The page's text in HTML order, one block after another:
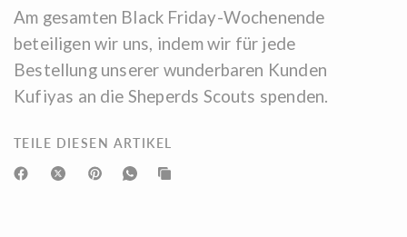
Am gesamten Black Friday-Wochenende
beteiligen wir uns, indem wir für jede
Bestellung unserer wunderbaren Kunden
Kufiyas an die Sheperds Scouts spenden.
TEILE DIESEN ARTIKEL